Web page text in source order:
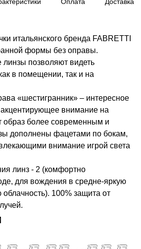
итальянского бренда FABRETTI
формы без оправы.
позволяют видеть
в помещении, так и на
«шестигранник» – интересное
внимание на
образ более современным и
дополнены фацетами по бокам,
внимание игрой света
линз - 2 (комфортно
для вождения в средне-яркую
100% защита от